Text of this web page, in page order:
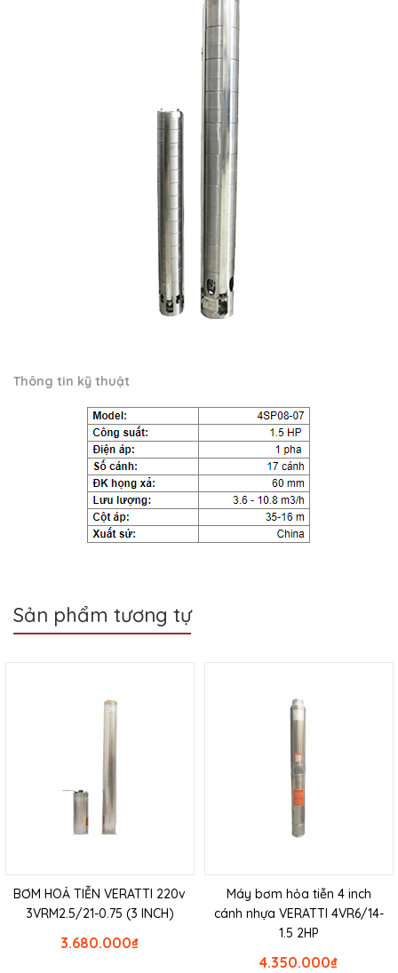
Thông tin kỹ thuật
Sản phẩm tương tự
BƠM HOẢ TIỄN VERATTI 220v
3VRM2.5/21-0.75 (3 INCH)
₫
3.680.000
Máy bơm hỏa tiễn 4 inch
cánh nhựa VERATTI 4VR6/14-
1.5 2HP
₫
4.350.000